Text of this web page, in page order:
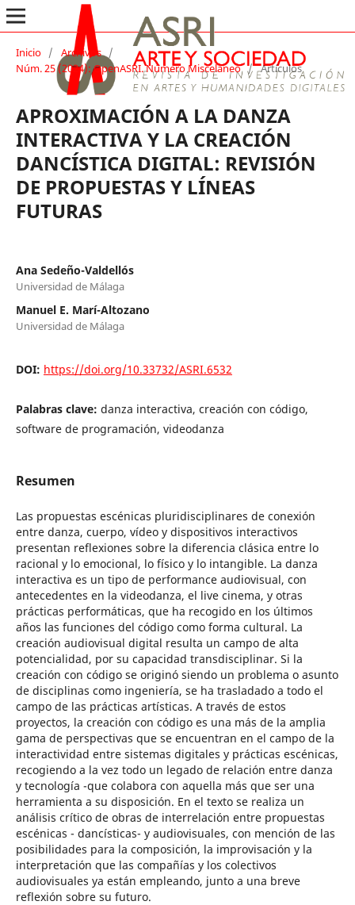
Inicio / Archivos /
Núm. 25 (2024): OpenASRI. Número Misceláneo / Artículos
APROXIMACIÓN A LA DANZA
INTERACTIVA Y LA CREACIÓN
DANCÍSTICA DIGITAL: REVISIÓN
DE PROPUESTAS Y LÍNEAS
FUTURAS
Ana Sedeño-Valdellós
Universidad de Málaga
Manuel E. Marí-Altozano
Universidad de Málaga
DOI: https://doi.org/10.33732/ASRI.6532
Palabras clave: danza interactiva, creación con código,
software de programación, videodanza
Resumen
Las propuestas escénicas pluridisciplinares de conexión
entre danza, cuerpo, vídeo y dispositivos interactivos
presentan reflexiones sobre la diferencia clásica entre lo
racional y lo emocional, lo físico y lo intangible. La danza
interactiva es un tipo de performance audiovisual, con
antecedentes en la videodanza, el live cinema, y otras
prácticas performáticas, que ha recogido en los últimos
años las funciones del código como forma cultural. La
creación audiovisual digital resulta un campo de alta
potencialidad, por su capacidad transdisciplinar. Si la
creación con código se originó siendo un problema o asunto
de disciplinas como ingeniería, se ha trasladado a todo el
campo de las prácticas artísticas. A través de estos
proyectos, la creación con código es una más de la amplia
gama de perspectivas que se encuentran en el campo de la
interactividad entre sistemas digitales y prácticas escénicas,
recogiendo a la vez todo un legado de relación entre danza
y tecnología -que colabora con aquella más que ser una
herramienta a su disposición. En el texto se realiza un
análisis crítico de obras de interrelación entre propuestas
escénicas - dancísticas- y audiovisuales, con mención de las
posibilidades para la composición, la improvisación y la
interpretación que las compañías y los colectivos
audiovisuales ya están empleando, junto a una breve
reflexión sobre su futuro.